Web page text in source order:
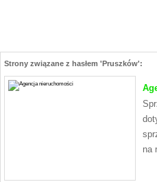
Strony związane z hasłem 'Pruszków':
na